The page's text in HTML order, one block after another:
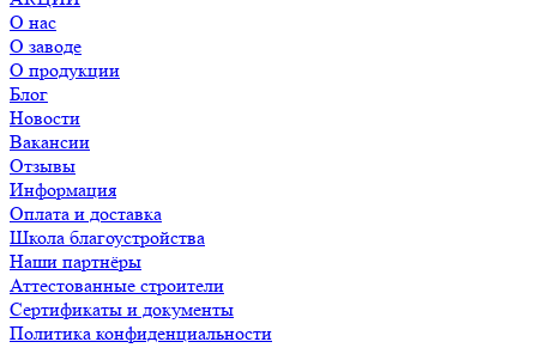
О нас
О заводе
О продукции
Блог
Новости
Вакансии
Отзывы
Информация
Оплата и доставка
Школа благоустройства
Наши партнёры
Аттестованные строители
Сертификаты и документы
Политика конфиденциальности